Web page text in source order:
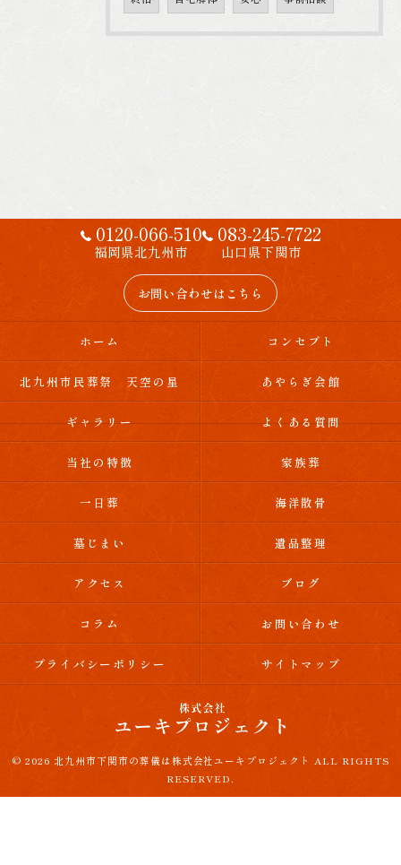
0120-066-510
福岡県北九州市
083-245-7722
山口県下関市
お問い合わせはこちら
ホーム コンセプト
北九州市民葬祭 天空の星 あやらぎ会館
ギャラリー よくある質問
当社の特徴 家族葬
一日葬 海洋散骨
墓じまい 遺品整理
アクセス ブログ
コラム お問い合わせ
プライバシーポリシー サイトマップ
© 2026 北九州市下関市の葬儀は株式会社ユーキプロジェクト ALL RIGHTS
RESERVED.